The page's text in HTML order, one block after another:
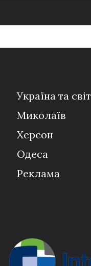
Україна та світ
Миколаїв
Херсон
Одеса
Реклама